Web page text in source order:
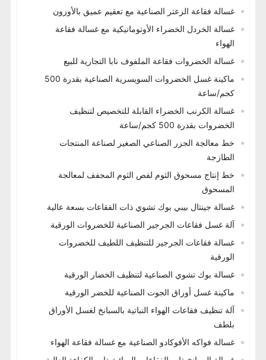
غسالة فقاعة الزعتر الصناعية مع تعقيم عميق بالأوزون
غسالة الخردل الخضراء الأوتوماتيكية مع غسالة فقاعة
الهواء
غسالة الخضروات فقاعة الملفوف نابا التجارية للبيع
ماكينة غسل الخضروات السويسرية الصناعية بقدرة 500
كجم/ساعة
غسالة الكرنب الخضراء القابلة للتخصيص لتنظيف
الخضروات بقدرة 500 كجم/ساعة
خط معالجة الجزر الصناعي الصغير لصناعة المنتجات
الطازجة
خط إنتاج مسحوق الثوم لفص الثوم المجفف لمعالجة
المسحوق
غسالة جينتال بيبي بوك تشوي ذات الفقاعات بسعة عالية
آلة غسل فقاعات الجرجير الصناعية للخضروات الورقية
غسالة فقاعات الجرجير للتنظيف اللطيف للخضروات
الورقية
غسالة بوك تشوي الصناعية لتنظيف الخضار الورقية
ماكينة غسل أوراق الجوت الصناعية للخضر الورقية
آلة تنظيف فقاعات الهواء النباتية بالسبانخ لغسل الأوراق
بلطف
غسالة فواكه الأفوكادو الصناعية مع غسالة فقاعة الهواء